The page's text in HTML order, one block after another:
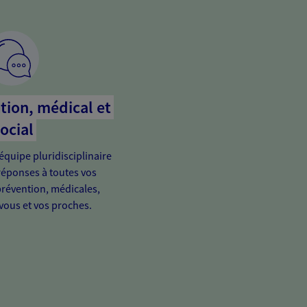
médical et
pluridisciplinaire
à toutes vos
médicales,
et vos proches.